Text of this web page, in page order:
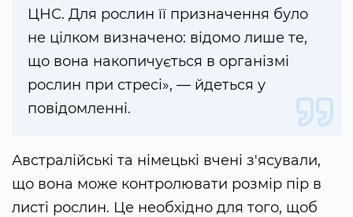
ЦНС. Для рослин її призначення було
не цілком визначено: відомо лише те,
що вона накопичується в організмі
рослин при стресі», — йдеться у
повідомленні.
Австралійські та німецькі вчені з'ясували,
що вона може контролювати розмір пір в
листі рослин. Це необхідно для того, щоб